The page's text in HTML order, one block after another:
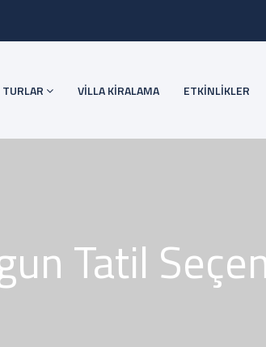
TURLAR VİLLA KİRALAMA ETKİNLİKLER
Tatil